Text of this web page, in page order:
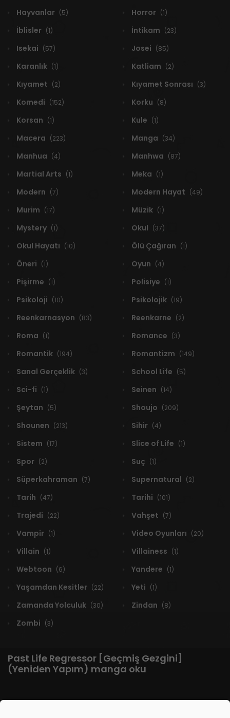
Hayvanlar (5) Horror (1)
İblisler (1) İntikam (23)
Isekai (57) Josei (85)
Karanlık (1) Katliam (2)
Kıyamet (2) Kıyamet Sonrası (3)
Komedi (152) Korku (8)
Korsan (1) Kule (1)
Macera (223) Manga (34)
Manhua (4) Manhwa (87)
Martial Arts (1) Meka (1)
Modern (7) Modern Hayat (49)
Murim (17) Müzik (1)
Mystery (1) Okul (37)
Okul Hayatı (10) Ölü Çağıran (1)
Öneri (1) Oyun (4)
Pişirme (1) Polisiye (1)
Psikoloji (10) Psikolojik (19)
Reenkarnasyon (83) Reenkarne (2)
Roma (1) Romance (3)
Romantik (194) Romantizm (149)
Sanal Gerçeklik (3) School Life (5)
Sci-fi (1) Seinen (14)
Şeytan (5) Shoujo (209)
Shounen (213) Sihir (4)
Sistem (17) Slice of Life (1)
Spor (2) Suç (1)
Süperkahraman (7) Supernatural (2)
Tarih (47) Tarihi (101)
Trajedi (22) Vahşet (7)
Vampir (1) Video Oyunları (20)
Villain (1) Villainess (1)
Webtoon (6) Yandere (1)
Yaşamdan Kesitler (22) Yeti (1)
Zamanda Yolculuk (30) Zindan (8)
Zombi (3)
Past Life Regressor [Geçmiş Gezgini]
(Yeniden Yapım) manga oku